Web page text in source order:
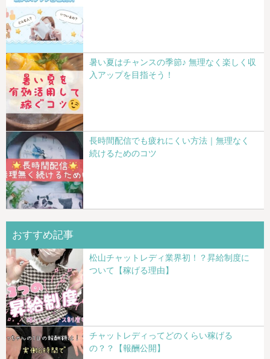
暑い夏はチャンスの季節♪ 無理なく楽しく収
入アップを目指そう！
長時間配信でも疲れにくい方法｜無理なく
続けるためのコツ
おすすめ記事
松山チャットレディ業界初！？昇給制度に
ついて【稼げる理由】
チャットレディってどのくらい稼げる
の？？【報酬公開】